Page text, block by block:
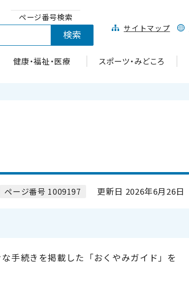
ページ番号検索
サイトマップ
健康・福祉・医療 スポーツ・みどころ
ページ番号 1009197 更新日 2026年6月26日
手続きを掲載した「おくやみガイド」を